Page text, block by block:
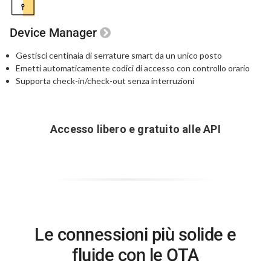
Device Manager
Gestisci centinaia di serrature smart da un unico posto
Emetti automaticamente codici di accesso con controllo orario
Supporta check-in/check-out senza interruzioni
Accesso libero e gratuito alle API
Le connessioni più solide e
fluide con le OTA